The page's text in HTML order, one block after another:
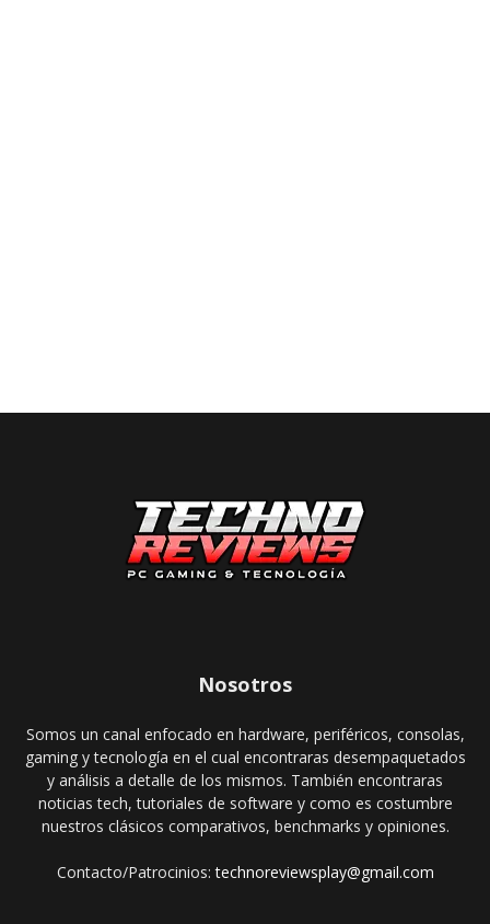
Nosotros
Somos un canal enfocado en hardware, periféricos, consolas,
gaming y tecnología en el cual encontraras desempaquetados
y análisis a detalle de los mismos. También encontraras
noticias tech, tutoriales de software y como es costumbre
nuestros clásicos comparativos, benchmarks y opiniones.
Contacto/Patrocinios:technoreviewsplay@gmail.com